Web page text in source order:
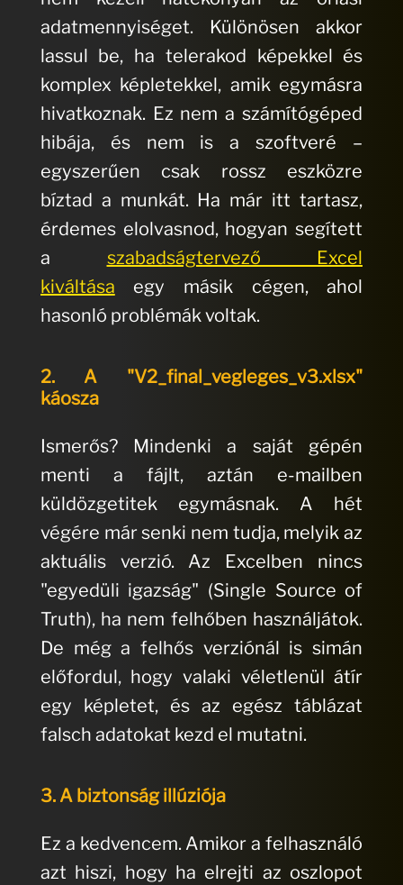
adatmennyiséget. Különösen akkor
lassul be, ha telerakod képekkel és
komplex képletekkel, amik egymásra
hivatkoznak. Ez nem a számítógéped
hibája, és nem is a szoftveré –
egyszerűen csak rossz eszközre
bíztad a munkát. Ha már itt tartasz,
érdemes elolvasnod, hogyan segített
a szabadságtervező Excel
kiváltása egy másik cégen, ahol
hasonló problémák voltak.
2. A "V2_final_vegleges_v3.xlsx"
káosza
Ismerős? Mindenki a saját gépén
menti a fájlt, aztán e-mailben
küldözgetitek egymásnak. A hét
végére már senki nem tudja, melyik az
aktuális verzió. Az Excelben nincs
"egyedüli igazság" (Single Source of
Truth), ha nem felhőben használjátok.
De még a felhős verziónál is simán
előfordul, hogy valaki véletlenül átír
egy képletet, és az egész táblázat
falsch adatokat kezd el mutatni.
3. A biztonság illúziója
Ez a kedvencem. Amikor a felhasználó
azt hiszi, hogy ha elrejti az oszlopot